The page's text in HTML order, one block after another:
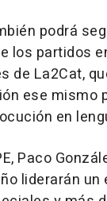
podrá
los partidos
de La2Cat,
ese mismo
en
Paco
liderarán un